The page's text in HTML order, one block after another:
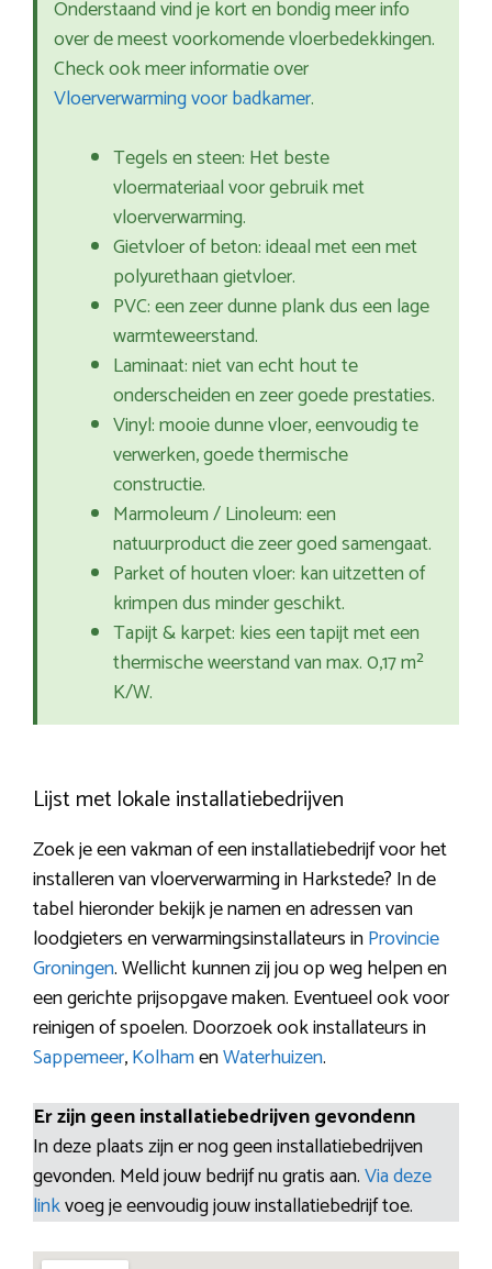
Onderstaand vind je kort en bondig meer info
over de meest voorkomende vloerbedekkingen.
Check ook meer informatie over
Vloerverwarming voor badkamer.
Tegels en steen: Het beste
vloermateriaal voor gebruik met
vloerverwarming.
Gietvloer of beton: ideaal met een met
polyurethaan gietvloer.
PVC: een zeer dunne plank dus een lage
warmteweerstand.
Laminaat: niet van echt hout te
onderscheiden en zeer goede prestaties.
Vinyl: mooie dunne vloer, eenvoudig te
verwerken, goede thermische
constructie.
Marmoleum / Linoleum: een
natuurproduct die zeer goed samengaat.
Parket of houten vloer: kan uitzetten of
krimpen dus minder geschikt.
Tapijt & karpet: kies een tapijt met een
thermische weerstand van max. 0,17 m²
K/W.
Lijst met lokale installatiebedrijven
Zoek je een vakman of een installatiebedrijf voor het
installeren van vloerverwarming in Harkstede? In de
tabel hieronder bekijk je namen en adressen van
loodgieters en verwarmingsinstallateurs inProvincie
Groningen. Wellicht kunnen zij jou op weg helpen en
een gerichte prijsopgave maken. Eventueel ook voor
reinigen of spoelen. Doorzoek ook installateurs in
Sappemeer,KolhamenWaterhuizen.
Er zijn geen installatiebedrijven gevondenn
In deze plaats zijn er nog geen installatiebedrijven
gevonden. Meld jouw bedrijf nu gratis aan.Via deze
linkvoeg je eenvoudig jouw installatiebedrijf toe.